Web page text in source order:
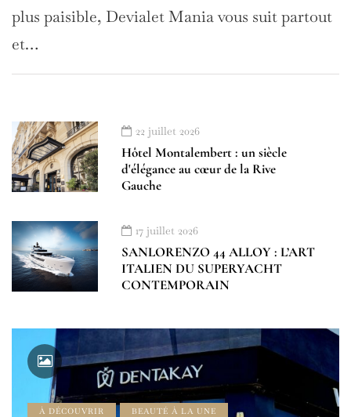
plus paisible, Devialet Mania vous suit partout
et…
22 juillet 2026
Hôtel Montalembert : un siècle
d'élégance au cœur de la Rive
Gauche
17 juillet 2026
SANLORENZO 44 ALLOY : L’ART
ITALIEN DU SUPERYACHT
CONTEMPORAIN
À DÉCOUVRIR
BEAUTÉ À LA UNE